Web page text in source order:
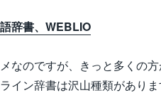
辞書、WEBLIO
なのですが、きっと多くの
イン辞書は沢山種類があり